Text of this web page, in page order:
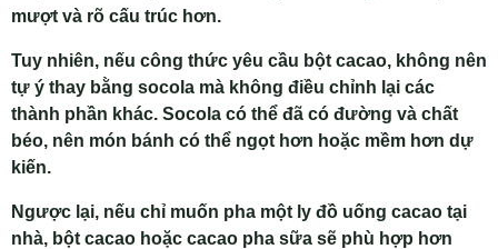
mượt và rõ cấu trúc hơn.
Tuy nhiên, nếu công thức yêu cầu bột cacao, không nên
tự ý thay bằng socola mà không điều chỉnh lại các
thành phần khác. Socola có thể đã có đường và chất
béo, nên món bánh có thể ngọt hơn hoặc mềm hơn dự
kiến.
Ngược lại, nếu chỉ muốn pha một ly đồ uống cacao tại
nhà, bột cacao hoặc cacao pha sữa sẽ phù hợp hơn